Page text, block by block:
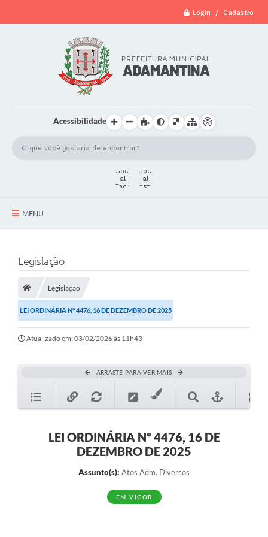
Login / Cadastro
Acessibilidade
MENU
Secretarias
Legislação
Atos Municipais
Transparência
Lei Paulo Gustavo
Arquivos para Download
Legislação
Legislação
LEI ORDINÁRIA Nº 4476, 16 DE DEZEMBRO DE 2025
Atualizado em: 03/02/2026 às 11h43
ARRASTE PARA VER MAIS
LEI ORDINÁRIA Nº 4476, 16 DE
DEZEMBRO DE 2025
Assunto(s): Atos Adm. Diversos
EM VIGOR